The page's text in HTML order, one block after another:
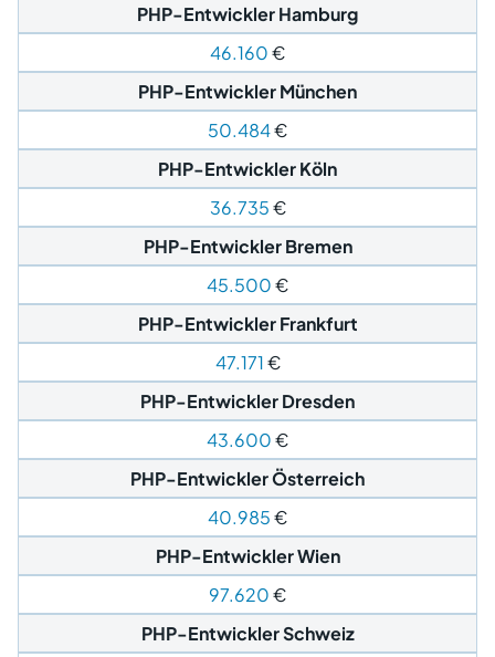
PHP-Entwickler Hamburg
46.160€
PHP-Entwickler München
50.484€
PHP-Entwickler Köln
36.735€
PHP-Entwickler Bremen
45.500€
PHP-Entwickler Frankfurt
47.171€
PHP-Entwickler Dresden
43.600€
PHP-EntwicklerÖsterreich
40.985€
PHP-Entwickler Wien
97.620€
PHP-EntwicklerSchweiz